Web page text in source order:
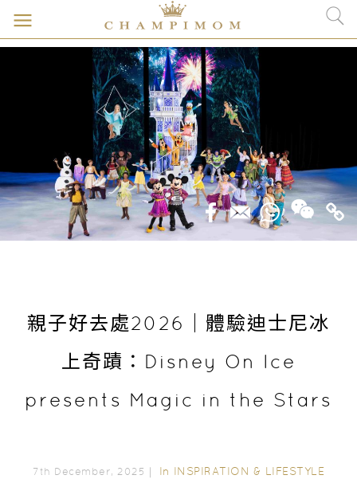
親子好去處2026｜體驗迪士尼冰
上奇蹟：Disney On Ice
presents Magic in the Stars
7th December, 2025｜ In INSPIRATION & LIFESTYLE